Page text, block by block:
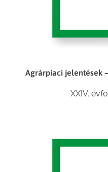
Agrárpiaci jelentések
XXIV.